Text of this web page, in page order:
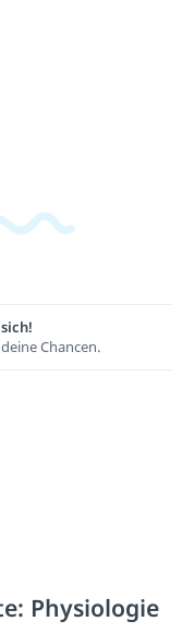
Chancen.
Physiologie